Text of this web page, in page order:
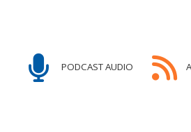
PODCAST AUDIO